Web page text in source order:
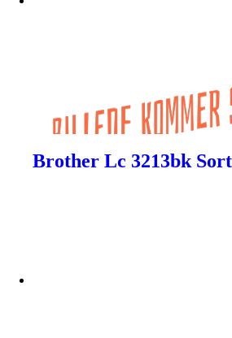
Brother Lc 3213bk